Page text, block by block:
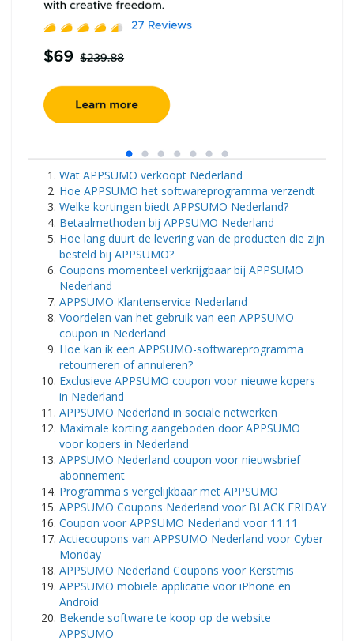
​Wat APPSUMO verkoopt Nederland
Hoe APPSUMO het softwareprogramma verzendt
Welke kortingen biedt APPSUMO Nederland?
Betaalmethoden bij APPSUMO Nederland
Hoe lang duurt de levering van de producten die zijn
besteld bij APPSUMO?
Coupons momenteel verkrijgbaar bij APPSUMO
Nederland
APPSUMO Klantenservice Nederland
Voordelen van het gebruik van een APPSUMO
coupon in Nederland
Hoe kan ik een APPSUMO-softwareprogramma
retourneren of annuleren?
Exclusieve APPSUMO coupon voor nieuwe kopers
in Nederland
APPSUMO Nederland in sociale netwerken
Maximale korting aangeboden door APPSUMO
voor kopers in Nederland
APPSUMO Nederland coupon voor nieuwsbrief
abonnement
Programma's vergelijkbaar met APPSUMO
APPSUMO Coupons Nederland voor BLACK FRIDAY
Coupon voor APPSUMO Nederland voor 11.11
Actiecoupons van APPSUMO Nederland voor Cyber ​​
Monday
APPSUMO Nederland Coupons voor Kerstmis
APPSUMO mobiele applicatie voor iPhone en
Android
Bekende software te koop op de website
APPSUMO